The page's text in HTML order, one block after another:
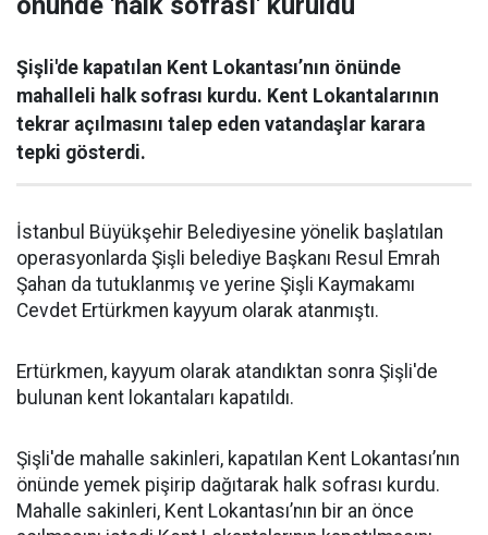
Şişli'de kapatılan Kent Lokantası’nın önünde
mahalleli halk sofrası kurdu. Kent Lokantalarının
tekrar açılmasını talep eden vatandaşlar karara
tepki gösterdi.
İstanbul Büyükşehir Belediyesine yönelik başlatılan
operasyonlarda Şişli belediye Başkanı Resul Emrah
Şahan da tutuklanmış ve yerine Şişli Kaymakamı
Cevdet Ertürkmen kayyum olarak atanmıştı.
Ertürkmen, kayyum olarak atandıktan sonra Şişli'de
bulunan kent lokantaları kapatıldı.
Şişli'de mahalle sakinleri, kapatılan Kent Lokantası’nın
önünde yemek pişirip dağıtarak halk sofrası kurdu.
Mahalle sakinleri, Kent Lokantası’nın bir an önce